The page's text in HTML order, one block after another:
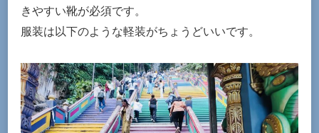
きやすい靴が必須です。
服装は以下のような軽装がちょうどいいです。